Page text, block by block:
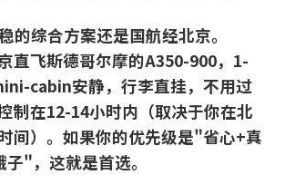
的综合方案还是国航经北京。
直飞斯德哥尔摩的A350-900，1-
cabin安静，行李直挂，不用过
制在12-14小时内（取决于你在北
间）。如果你的优先级是"省心+真
"，这就是首选。